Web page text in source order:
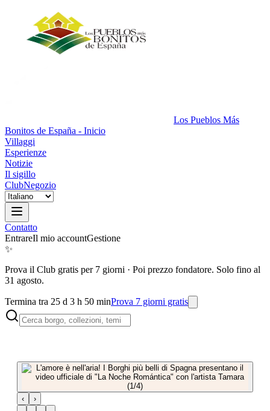
Los Pueblos Más
Bonitos de España - Inicio
Villaggi
Esperienze
Notizie
Il sigillo
ClubNegozio
Contatto
EntrareIl mio accountGestione
✨
Prova il Club gratis per 7 giorni · Poi prezzo fondatore. Solo fino al
31 agosto.
Termina tra 25 d 3 h 50 minProva 7 giorni gratis
‹ ›